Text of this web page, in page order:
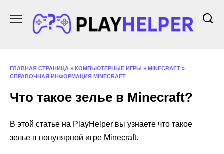
содержанию
ГЛАВНАЯ СТРАНИЦА » КОМПЬЮТЕРНЫЕ ИГРЫ » MINECRAFT »
СПРАВОЧНАЯ ИНФОРМАЦИЯ MINECRAFT
Что такое зелье в Minecraft?
В этой статье на PlayHelper вы узнаете что такое
зелье в популярной игре Minecraft.